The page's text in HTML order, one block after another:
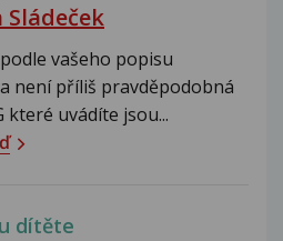
Sládeček
vašeho popisu
není příliš pravděpodobná
které uvádíte jsou...
dítěte